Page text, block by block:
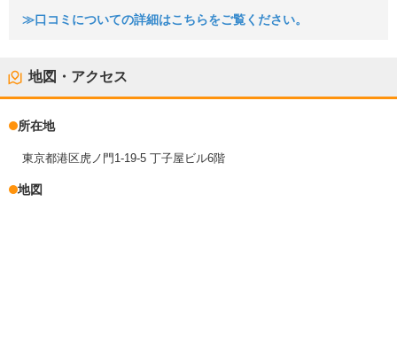
≫口コミについての詳細はこちらをご覧ください。
地図・アクセス
所在地
東京都港区虎ノ門1-19-5 丁子屋ビル6階
地図